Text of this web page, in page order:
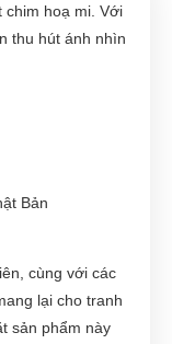
chim hoạ mi. Với
thu hút ánh nhìn
Bản
cùng với các
lại cho tranh
sản phẩm này